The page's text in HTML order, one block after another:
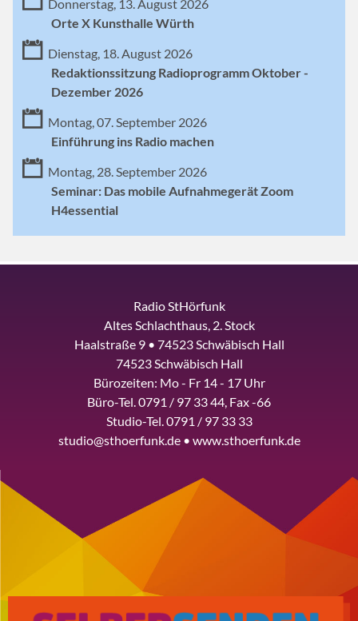
Donnerstag, 13. August 2026
Orte X Kunsthalle Würth
Dienstag, 18. August 2026
Redaktionssitzung Radioprogramm Oktober -
Dezember 2026
Montag, 07. September 2026
Einführung ins Radio machen
Montag, 28. September 2026
Seminar: Das mobile Aufnahmegerät Zoom
H4essential
Radio StHörfunk
Altes Schlachthaus, 2. Stock
Haalstraße 9 • 74523 Schwäbisch Hall
74523 Schwäbisch Hall
Bürozeiten: Mo - Fr 14 - 17 Uhr
Büro-Tel. 0791 / 97 33 44, Fax -66
Studio-Tel. 0791 / 97 33 33
studio@sthoerfunk.de • www.sthoerfunk.de